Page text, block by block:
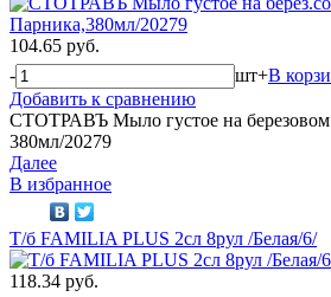
104.65 руб.
-
шт+В
Добавить к сравнению
СТОТРАВЪ Мыло густое на березовом
380мл/20279
Далее
В избранное
Т/б FAMILIA PLUS 2сл 8рул /Белая/6/
118.34 руб.